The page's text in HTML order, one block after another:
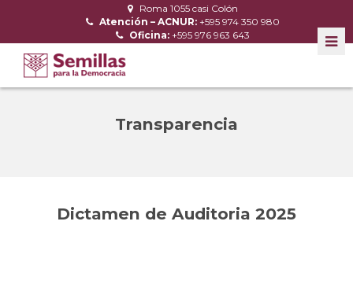
Roma 1055 casi Colón
Atención – ACNUR: +595 974 350 980
Oficina: +595 976 963 643
Transparencia
Dictamen de Auditoria 2025